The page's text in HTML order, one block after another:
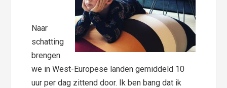
Naar
schatting
brengen
we in West-Europese landen gemiddeld 10
uur per dag zittend door. Ik ben bang dat ik